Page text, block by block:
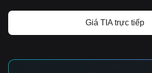
Giá TIA trực tiếp